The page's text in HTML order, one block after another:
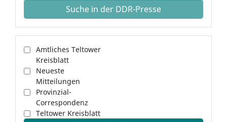
Suche in der DDR-Presse
Amtliches Teltower
Kreisblatt
Neueste
Mitteilungen
Provinzial-
Correspondenz
Teltower Kreisblatt